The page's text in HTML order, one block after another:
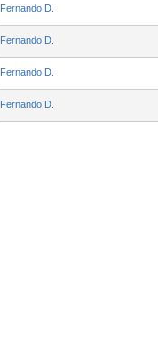
Fernando D.
Fernando D.
Fernando D.
Fernando D.